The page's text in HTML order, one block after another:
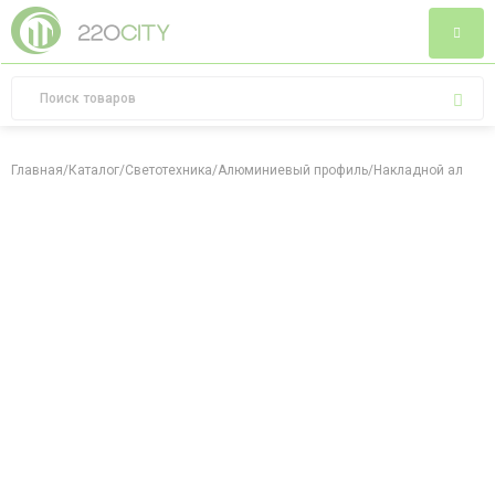
Главная/Каталог/Светотехника/Алюминиевый профиль/Накладной